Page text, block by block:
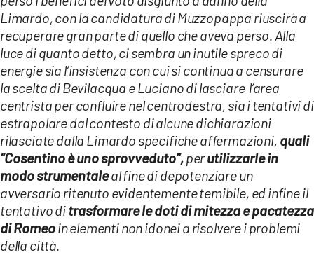
Limardo, con la candidatura di Muzzopappa riuscirà a
recuperare gran parte di quello che aveva perso. Alla
luce di quanto detto, ci sembra un inutile spreco di
energie sia l’insistenza con cui si continua a censurare
la scelta di Bevilacqua e Luciano di lasciare l’area
centrista per confluire nel centrodestra, sia i tentativi di
estrapolare dal contesto di alcune dichiarazioni
rilasciate dalla Limardo specifiche affermazioni, quali
“Cosentino è uno sprovveduto”,perutilizzarle in
modo strumentaleal fine di depotenziare un
avversario ritenuto evidentemente temibile, ed infine il
tentativo ditrasformare le doti di mitezza e pacatezza
di Romeoin elementi non idonei a risolvere i problemi
della città.